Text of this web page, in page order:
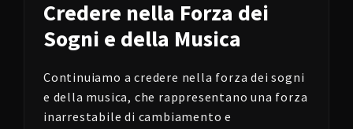
Credere nella Forza dei
Sogni e della Musica
Continuiamo a credere nella forza dei sogni
e della musica, che rappresentano una forza
inarrestabile di cambiamento e